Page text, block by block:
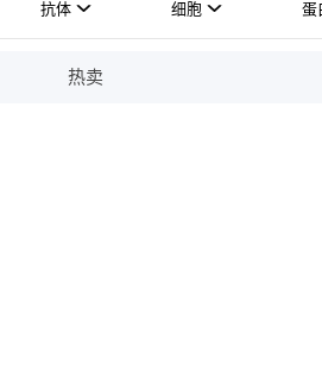
抗体 细胞 蛋
热卖